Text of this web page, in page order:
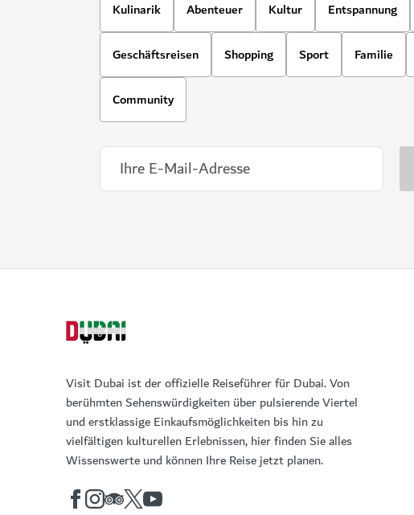
Kulinarik Abenteuer Kultur Entspannung
Geschäftsreisen Shopping Sport Familie
Community
Visit Dubai ist der offizielle Reiseführer für Dubai. Von
berühmten Sehenswürdigkeiten über pulsierende Viertel
und erstklassige Einkaufsmöglichkeiten bis hin zu
vielfältigen kulturellen Erlebnissen, hier finden Sie alles
Wissenswerte und können Ihre Reise jetzt planen.